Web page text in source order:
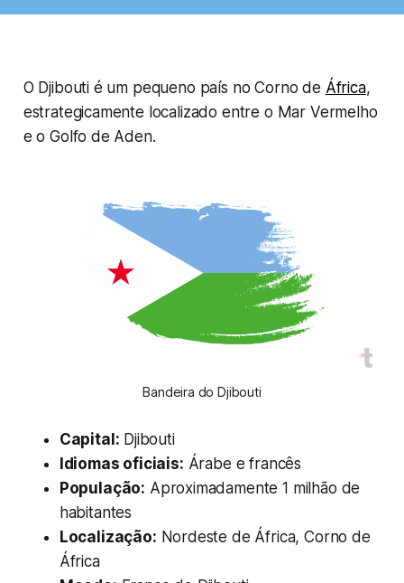
O Djibouti é um pequeno país no Corno de África,
estrategicamente localizado entre o Mar Vermelho
e o Golfo de Aden.
Bandeira do Djibouti
Capital: Djibouti
Idiomas oficiais: Árabe e francês
População: Aproximadamente 1 milhão de
habitantes
Localização: Nordeste de África, Corno de
África